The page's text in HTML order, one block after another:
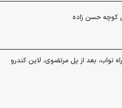
نواب، بعد از پل مرتضوی، لاین کندرو